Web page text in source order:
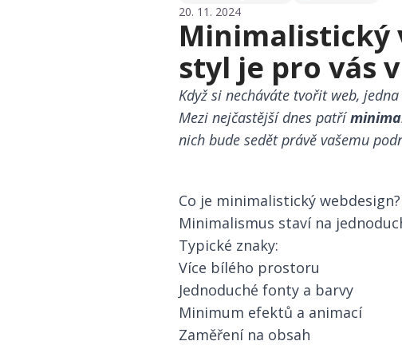
20. 11. 2024
Minimalistický
styl je pro vás
Když si necháváte tvořit web,
Mezi nejčastější dnes patří
nich bude sedět právě vašemu
Co je minimalistický webdesign?
Minimalismus staví na
Typické znaky:
Více bílého prostoru
Jednoduché fonty a barvy
Minimum efektů a animací
Zaměření na obsah